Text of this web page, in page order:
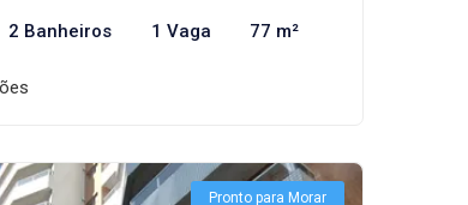
2 Banheiros 1 Vaga 77 m²
Pronto para Morar